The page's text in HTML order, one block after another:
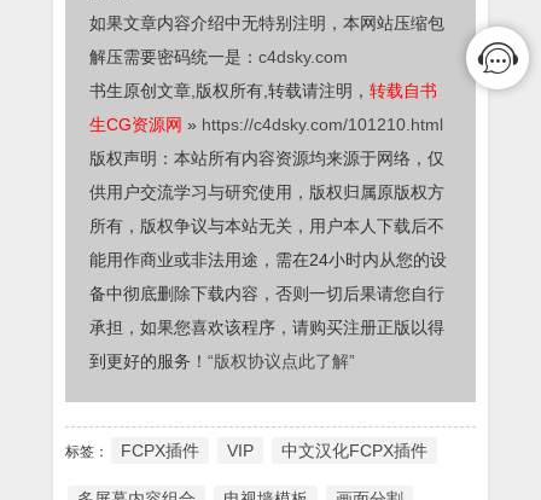
如果文章内容介绍中无特别注明，本网站压缩包
解压需要密码统一是： c4dsky.com
书生原创文章,版权所有,转载请注明， 转载自书
生CG资源网 » https://c4dsky.com/101210.html
版权声明：本站所有内容资源均来源于网络，仅
供用户交流学习与研究使用，版权归属原版权方
所有，版权争议与本站无关，用户本人下载后不
能用作商业或非法用途，需在24小时内从您的设
备中彻底删除下载内容，否则一切后果请您自行
承担，如果您喜欢该程序，请购买注册正版以得
到更好的服务！ “版权协议点此了解”
标签： FCPX插件 VIP 中文汉化FCPX插件